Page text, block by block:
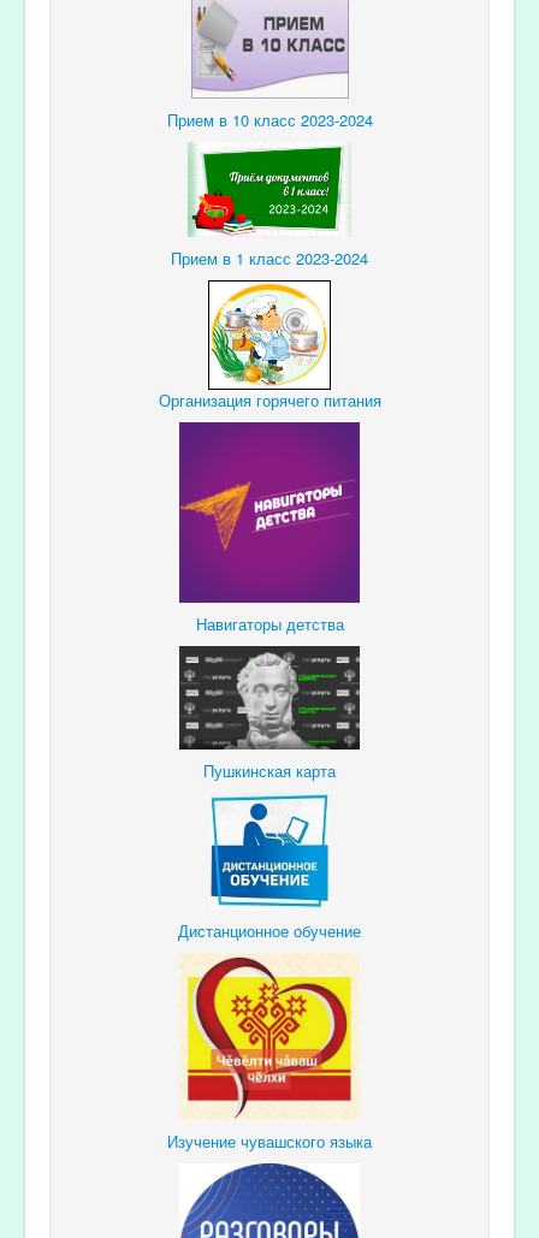
Прием в 10 класс 2023-2024
Прием в 1 класс 2023-2024
Организация горячего питания
Навигаторы детства
Пушкинская карта
Дистанционное обучение
Изучение чувашского языка